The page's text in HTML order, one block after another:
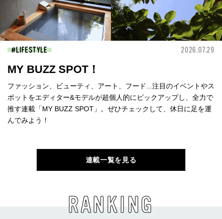
LIFESTYLE 2026.07.29
MY BUZZ SPOT！
ファッション、ビューティ、アート、フード...注目のイベントやス
ポットをエディター&モデルが超個人的にピックアップし、全力で
推す連載「MY BUZZ SPOT」。ぜひチェックして、休日に足を運
んでみよう！
連載一覧を見る
RANKING